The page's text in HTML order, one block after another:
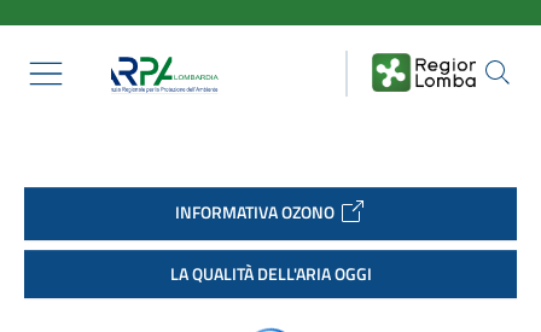
INFORMATIVA OZONO
LA QUALITÀ DELL'ARIA OGGI